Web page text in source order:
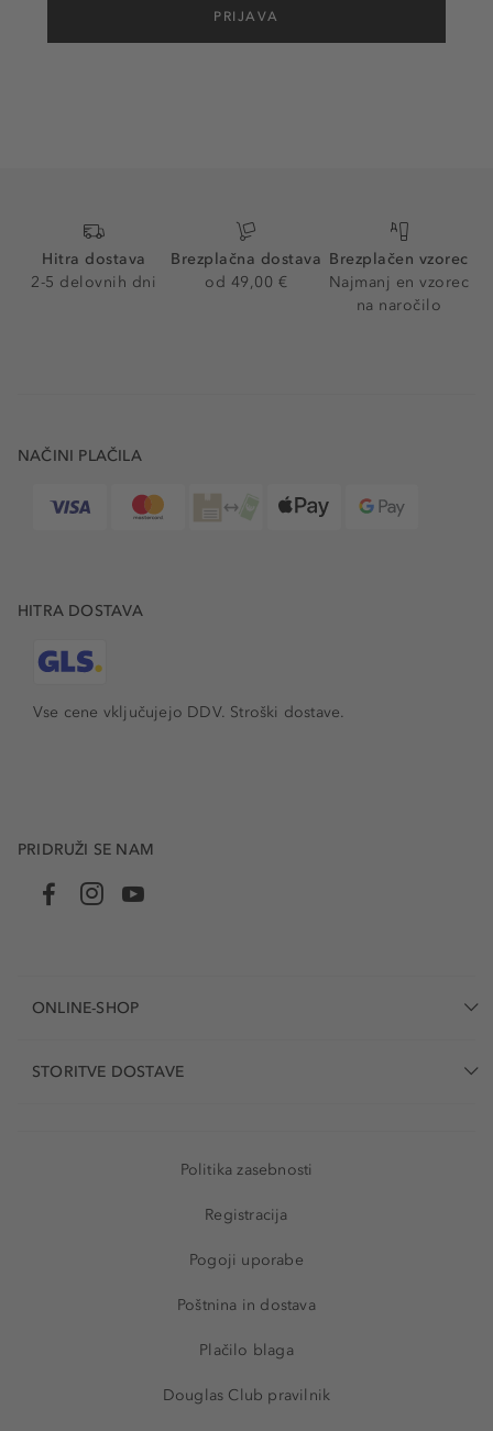
PRIJAVA
Hitra dostava
2-5 delovnih dni
Brezplačna dostava
od 49,00 €
Brezplačen vzorec
Najmanj en vzorec
na naročilo
NAČINI PLAČILA
HITRA DOSTAVA
Vse cene vključujejo DDV. Stroški dostave.
PRIDRUŽI SE NAM
ONLINE-SHOP
STORITVE DOSTAVE
Politika zasebnosti
Registracija
Pogoji uporabe
Poštnina in dostava
Plačilo blaga
Douglas Club pravilnik